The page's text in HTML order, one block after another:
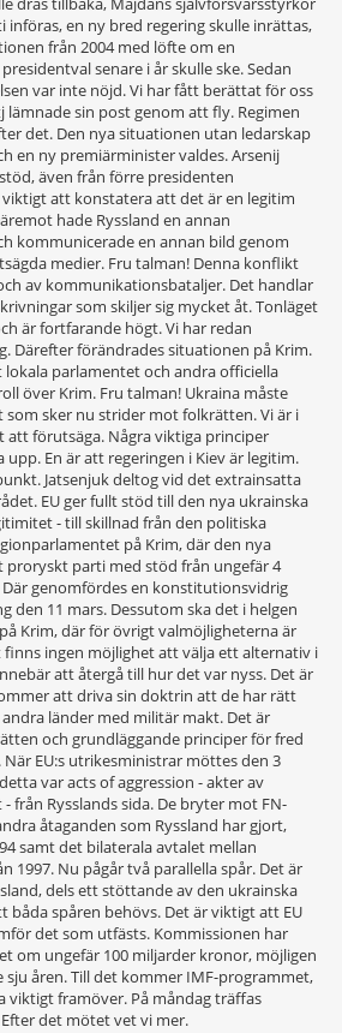
införas, en ny bred regering skulle inrättas,
från 2004 med löfte om en
senare i år skulle ske. Sedan
var inte nöjd. Vi har fått berättat för oss
lämnade sin post genom att fly. Regimen
det. Den nya situationen utan ledarskap
en ny premiärminister valdes. Arsenij
även från förre presidenten
viktigt att konstatera att det är en legitim
hade Ryssland en annan
kommunicerade en annan bild genom
medier. Fru talman! Denna konflikt
av kommunikationsbataljer. Det handlar
som skiljer sig mycket åt. Tonläget
är fortfarande högt. Vi har redan
Därefter förändrades situationen på Krim.
parlamentet och andra officiella
över Krim. Fru talman! Ukraina måste
som sker nu strider mot folkrätten. Vi är i
att förutsäga. Några viktiga principer
En är att regeringen i Kiev är legitim.
Jatsenjuk deltog vid det extrainsatta
EU ger fullt stöd till den nya ukrainska
- till skillnad från den politiska
på Krim, där den nya
proryskt parti med stöd från ungefär 4
genomfördes en konstitutionsvidrig
den 11 mars. Dessutom ska det i helgen
Krim, där för övrigt valmöjligheterna är
finns ingen möjlighet att välja ett alternativ i
att återgå till hur det var nyss. Det är
att driva sin doktrin att de har rätt
länder med militär makt. Det är
och grundläggande principer för fred
EU:s utrikesministrar möttes den 3
var acts of aggression - akter av
från Rysslands sida. De bryter mot FN-
åtaganden som Ryssland har gjort,
samt det bilaterala avtalet mellan
1997. Nu pågår två parallella spår. Det är
dels ett stöttande av den ukrainska
båda spåren behövs. Det är viktigt att EU
det som utfästs. Kommissionen har
om ungefär 100 miljarder kronor, möjligen
sju åren. Till det kommer IMF-programmet,
viktigt framöver. På måndag träffas
det mötet vet vi mer.